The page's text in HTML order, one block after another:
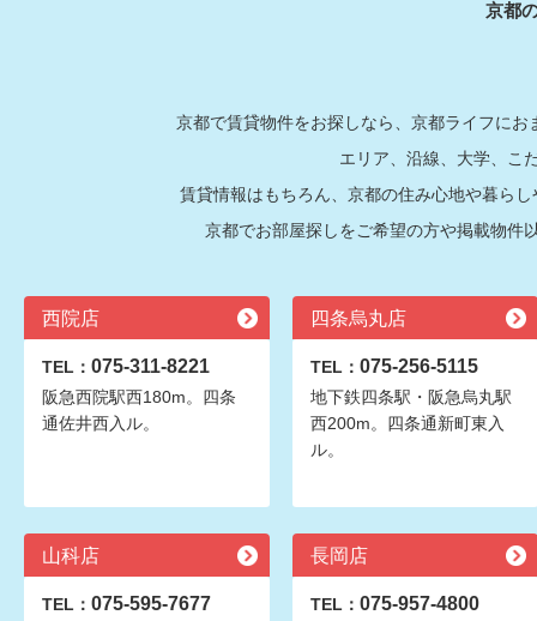
京都
京都で賃貸物件をお探しなら、京都ライフに
エリア、沿線、大学、こ
賃貸情報はもちろん、京都の住み心地や暮ら
京都でお部屋探しをご希望の方や掲載物件
西院店
TEL： 075-311-8221
阪急西院駅西180m。四条
通佐井西入ル。
四条烏丸店
TEL： 075-256-5115
地下鉄四条駅・阪急烏丸駅
西200m。四条通新町東入
ル。
山科店
TEL： 075-595-7677
長岡店
TEL： 075-957-4800